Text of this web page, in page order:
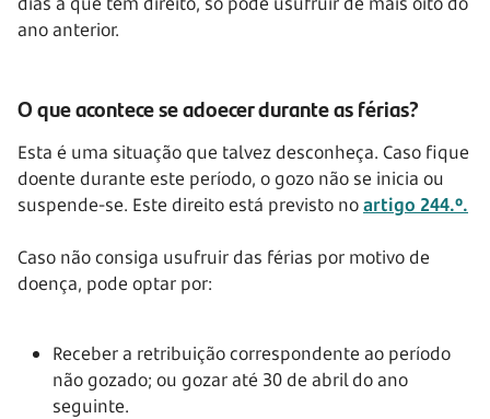
ano anterior.
O que acontece se adoecer durante as férias?
Esta é uma situação que talvez desconheça. Caso fique
doente durante este período, o gozo não se inicia ou
suspende-se. Este direito está previsto noartigo 244.º.
Caso não consiga usufruir das férias por motivo de
doença, pode optar por:
Receber a retribuição correspondente ao período
não gozado; ou gozar até 30 de abril do ano
seguinte.